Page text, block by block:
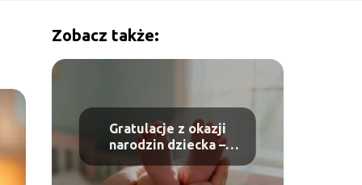
Zobacz także:
Gratulacje z okazji
narodzin dziecka –
najpiękniejsze życzenia